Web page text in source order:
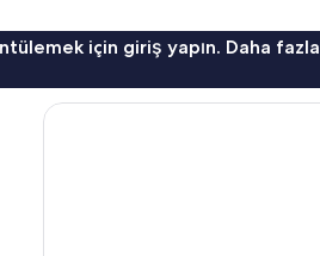
için giriş yapın. Daha fazla